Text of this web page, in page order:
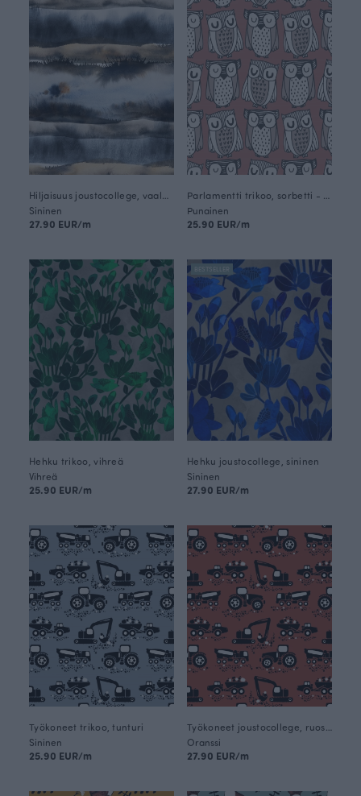
Sininen
27.90 EUR/m
Punainen
25.90 EUR/m
Hehku trikoo, vihreä
Vihreä
25.90 EUR/m
BESTSELLER
Hehku joustocollege, sininen
Sininen
27.90 EUR/m
Työkoneet trikoo, tunturi
Sininen
25.90 EUR/m
Oranssi
27.90 EUR/m